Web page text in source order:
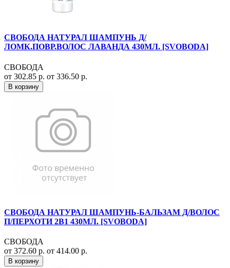
СВОБОДА НАТУРАЛ ШАМПУНЬ Д/
ЛОМК.ПОВР.ВОЛОС ЛАВАНДА 430МЛ. [SVOBODA]
СВОБОДА
от 302.85 р. от 336.50 р.
В корзину
СВОБОДА НАТУРАЛ ШАМПУНЬ-БАЛЬЗАМ Д/ВОЛОС
П/ПЕРХОТИ 2В1 430МЛ. [SVOBODA]
СВОБОДА
от 372.60 р. от 414.00 р.
В корзину